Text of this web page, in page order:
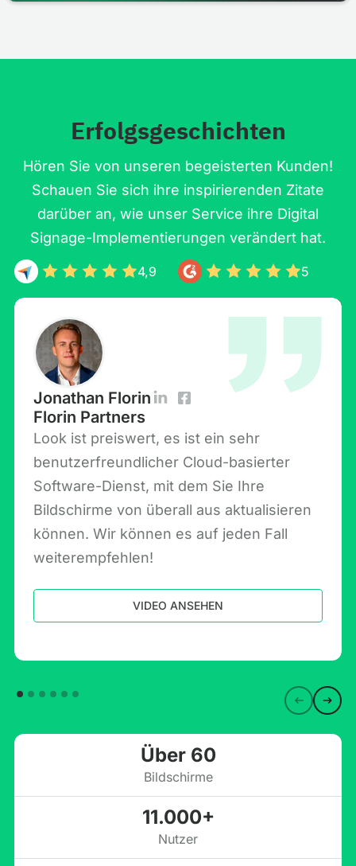
Erfolgsgeschichten
Hören Sie von unseren begeisterten Kunden!
Schauen Sie sich ihre inspirierenden Zitate
darüber an, wie unser Service ihre Digital
Signage-Implementierungen verändert hat.
4,9 5
Jonathan Florin
Florin Partners
Look ist preiswert, es ist ein sehr
benutzerfreundlicher Cloud-basierter
Software-Dienst, mit dem Sie Ihre
Bildschirme von überall aus aktualisieren
können. Wir können es auf jeden Fall
weiterempfehlen!
VIDEO ANSEHEN
Über 60
Bildschirme
11.000+
Nutzer